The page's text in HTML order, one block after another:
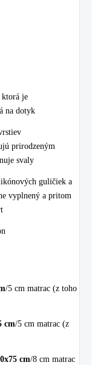
ktorá je
na dotyk
prirodzeným
svaly
guličiek a
vyplnený a pritom
/5 cm matrac (z toho
cm/5 cm matrac (z
cm/8 cm matrac